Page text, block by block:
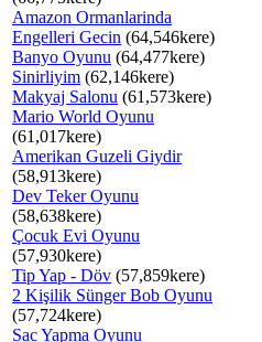
Amazon Ormanlarinda
Engelleri Gecin (64,546kere)
Banyo Oyunu (64,477kere)
Sinirliyim (62,146kere)
Makyaj Salonu (61,573kere)
Mario World Oyunu
(61,017kere)
Amerikan Guzeli Giydir
(58,913kere)
Dev Teker Oyunu
(58,638kere)
Çocuk Evi Oyunu
(57,930kere)
Tip Yap - Döv (57,859kere)
2 Kişilik Sünger Bob Oyunu
(57,724kere)
Sac Yapma Oyunu